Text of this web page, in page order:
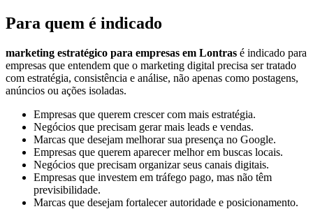
Para quem é indicado
marketing estratégico para empresas em Lontras é indicado para
empresas que entendem que o marketing digital precisa ser tratado
com estratégia, consistência e análise, não apenas como postagens,
anúncios ou ações isoladas.
Empresas que querem crescer com mais estratégia.
Negócios que precisam gerar mais leads e vendas.
Marcas que desejam melhorar sua presença no Google.
Empresas que querem aparecer melhor em buscas locais.
Negócios que precisam organizar seus canais digitais.
Empresas que investem em tráfego pago, mas não têm
previsibilidade.
Marcas que desejam fortalecer autoridade e posicionamento.